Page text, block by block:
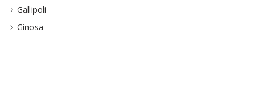
Gallipoli
Ginosa